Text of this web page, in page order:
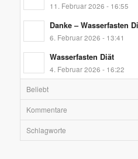
11. Februar 2026 - 16:55
Danke – Wasserfasten
6. Februar 2026 - 13:41
Wasserfasten Diät
4. Februar 2026 - 16:22
Beliebt
Kommentare
Schlagworte